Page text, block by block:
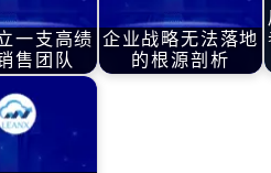
一支高绩
售团队
企业战略无法落地
的根源剖析